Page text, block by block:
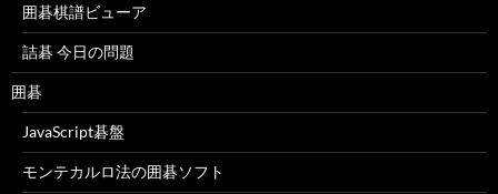
囲碁棋譜ビューア
詰碁 今日の問題
囲碁
JavaScript碁盤
モンテカルロ法の囲碁ソフト